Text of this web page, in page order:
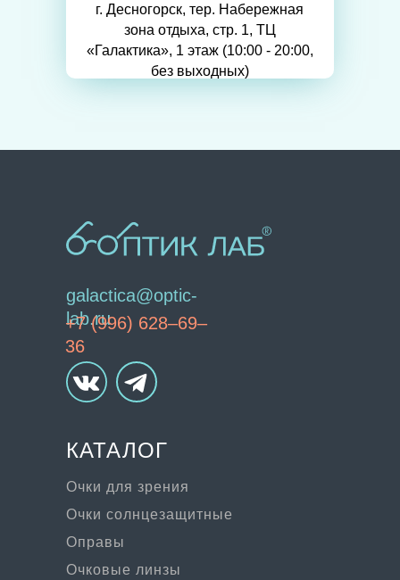
г. Десногорск, тер. Набережная
зона отдыха, стр. 1, ТЦ
«Галактика», 1 этаж (10:00 - 20:00,
без выходных)
galactica@optic-
lab.ru
Очки для зрения
Очки солнцезащитные
Очковые линзы
Оправы
+7 (996) 628–69–
36
КАТАЛОГ